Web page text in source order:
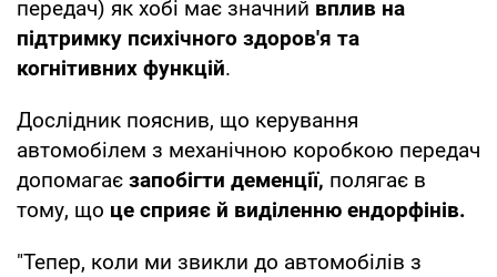
передач) як хобі має значний вплив на
підтримку психічного здоров'я та
когнітивних функцій.
Дослідник пояснив, що керування
автомобілем з механічною коробкою передач
допомагає запобігти деменції, полягає в
тому, що це сприяє й виділенню ендорфінів.
"Тепер, коли ми звикли до автомобілів з